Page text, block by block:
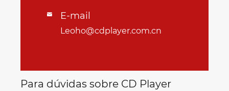
 E-mail
Leoho@cdplayer.com.cn
Para dúvidas sobre CD Player